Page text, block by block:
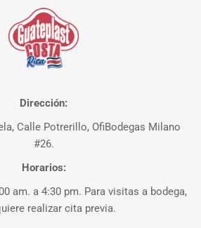
Dirección:
Calle Potrerillo, OfiBodegas Milano
#26.
Horarios:
am. a 4:30 pm. Para visitas a bodega,
realizar cita previa.